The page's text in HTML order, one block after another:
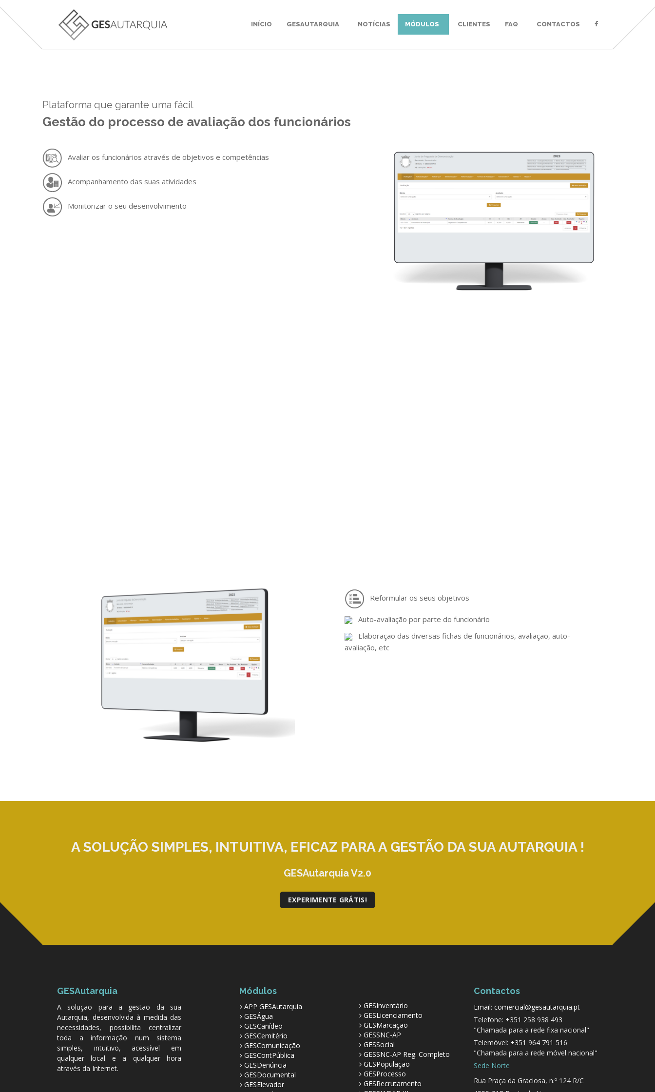
INÍCIO GESAUTARQUIA NOTÍCIAS MÓDULOS CLIENTES FAQ CONTACTOS
GESSIADAP III
Saiba quais as incríveis funcionalidades que a plataforma lhe oferece!
Plataforma que garante uma fácil
Gestão do processo de avaliação dos funcionários
Avaliar os funcionários através de objetivos e competências
Acompanhamento das suas atividades
Monitorizar o seu desenvolvimento
Reformular os seus objetivos
Auto-avaliação por parte do funcionário
Elaboração das diversas fichas de funcionários, avaliação, auto-
avaliação, etc
A SOLUÇÃO SIMPLES, INTUITIVA, EFICAZ PARA A GESTÃO DA SUA AUTARQUIA !
GESAutarquia V2.0
EXPERIMENTE GRÁTIS!
GESAutarquia
A solução para a gestão da sua
Autarquia, desenvolvida à medida das
necessidades, possibilita centralizar
toda a informação num sistema
simples, intuitivo, acessível em
qualquer local e a qualquer hora
através da Internet.
Módulos
APP GESAutarquia
GESÁgua
GESCanídeo
GESCemitério
GESComunicação
GESContPública
GESDenúncia
GESDocumental
GESElevador
GESInventário
GESLicenciamento
GESMarcação
GESSNC-AP
GESSocial
GESSNC-AP Reg. Completo
GESPopulação
GESProcesso
GESRecrutamento
Contactos
Email: comercial@gesautarquia.pt
Telefone: +351 258 938 493
"Chamada para a rede fixa nacional"
Telemóvel: +351 964 791 516
"Chamada para a rede móvel nacional"
Sede Norte
Rua Praça da Graciosa, n.º 124 R/C